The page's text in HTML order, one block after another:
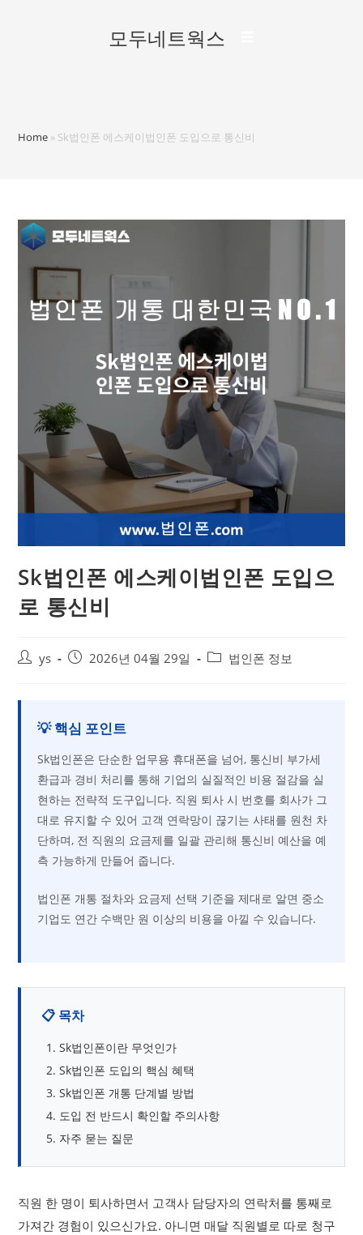
모두네트웍스
Home » Sk법인폰 에스케이법인폰 도입으로 통신비
Sk법인폰 에스케이법인폰 도입으
로 통신비
ys 2026년 04월 29일 법인폰 정보
💡 핵심 포인트
Sk법인폰은 단순한 업무용 휴대폰을 넘어, 통신비 부가세
환급과 경비 처리를 통해 기업의 실질적인 비용 절감을 실
현하는 전략적 도구입니다. 직원 퇴사 시 번호를 회사가 그
대로 유지할 수 있어 고객 연락망이 끊기는 사태를 원천 차
단하며, 전 직원의 요금제를 일괄 관리해 통신비 예산을 예
측 가능하게 만들어 줍니다.
법인폰 개통 절차와 요금제 선택 기준을 제대로 알면 중소
기업도 연간 수백만 원 이상의 비용을 아낄 수 있습니다.
📋 목차
Sk법인폰이란 무엇인가
Sk법인폰 도입의 핵심 혜택
Sk법인폰 개통 단계별 방법
도입 전 반드시 확인할 주의사항
자주 묻는 질문
직원 한 명이 퇴사하면서 고객사 담당자의 연락처를 통째로
가져간 경험이 있으신가요. 아니면 매달 직원별로 따로 청구